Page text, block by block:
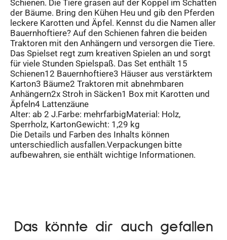
Schienen. Die Tiere grasen auf der Koppel im Schatten
der Bäume. Bring den Kühen Heu und gib den Pferden
leckere Karotten und Äpfel. Kennst du die Namen aller
Bauernhoftiere? Auf den Schienen fahren die beiden
Traktoren mit den Anhängern und versorgen die Tiere.
Das Spielset regt zum kreativen Spielen an und sorgt
für viele Stunden Spielspaß. Das Set enthält 15
Schienen12 Bauernhoftiere3 Häuser aus verstärktem
Karton3 Bäume2 Traktoren mit abnehmbaren
Anhängern2x Stroh in Säcken1 Box mit Karotten und
Äpfeln4 Lattenzäune
Alter: ab 2 J.Farbe: mehrfarbigMaterial: Holz,
Sperrholz, KartonGewicht: 1,29 kg
Die Details und Farben des Inhalts können
unterschiedlich ausfallen.Verpackungen bitte
aufbewahren, sie enthält wichtige Informationen.
Das könnte dir auch gefallen